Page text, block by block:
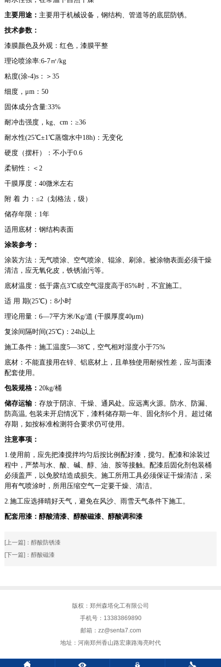
主要用途： 主要用于机械设备，钢结构、管道等的底层防锈。
技术参数：
漆膜颜色及外观：红色，漆膜平整
理论喷涂率:6-7㎡/kg
粘度(涂-4)s： ＞ 35
细度，μm： 50
固体成分含量:33%
耐冲击强度，kg、cm： ≥36
耐水性(25℃±1℃蒸馏水中18h) ： 无变化
硬度（摆杆）：不小于0.6
柔韧性：＜ 2
干膜厚度： 40微米左右
附 着 力：≤2（划格法，级）
储存年限：1年
适用底材：钢结构表面
涂装参考：
涂装方法：无气喷涂、空气喷涂、辊涂、刷涂。 被涂物表面必须干燥
清洁，应无氧化皮，铁锈油污等。
底材温度： 低于露点3℃或空气湿度高于85%时，不宜施工。
适 用 期(25℃)：8小时
理论用量： 6—7平方米/Kg/道 (干膜厚度40μm)
复涂间隔时间(25℃)：24h以上
施工条件：施工温度5—38℃，空气相对湿度小于75%
底材： 不能直接用在锌、铝底材上，且单独使用耐候性差，应与面漆
配套使用。
包装规格： 20kg/桶
储存运输：存放于阴凉、干燥、通风处。应远离火源。防水、防漏、
防高温, 包装未开启情况下，漆料储存期一年、固化剂6个月。超过储
存期，如按标准检测符合要求仍可使用。
注意事项：
1.使用前，应先把漆搅拌均匀后按比例配好漆，搅匀。配漆和涂装过
程中，严禁与水、酸、碱、醇、油、胺等接触。配漆后固化剂包装桶
必须盖严，以免胶结造成损失。施工所用工具必须保证干燥清洁，采
用有气喷涂时，所用压缩空气一定要干燥、清洁。
2.施工应选择晴好天气，避免在风沙、雨雪天气条件下施工。
配套用漆：醇酸清漆、 醇酸磁漆、 醇酸调和漆
[上一篇]： 醇酸防锈漆
[下一篇]： 醇酸磁漆
版权：郑州森塔化工有限公司
手机号：13383869890
邮箱：zz@senta7.com
地址：河南郑州香山路宏康路海亮时代